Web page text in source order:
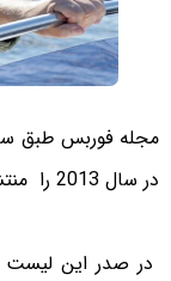
مجله فوربس طبق
در سال 2013 را منتشر کرد.
در صدر این لیست